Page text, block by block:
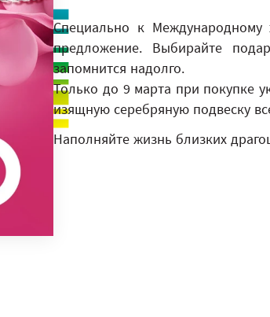
Специально к
предложение. Выбирайте
запомнится надолго.
Только до 9 марта при покупке
изящную серебряную подвеску
Наполняйте жизнь близких